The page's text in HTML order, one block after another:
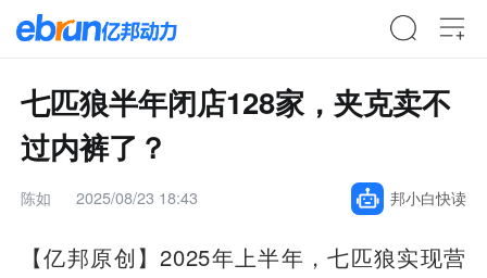
七匹狼半年闭店128家，夹克卖不
过内裤了？
陈如 2025/08/23 18:43 邦小白快读
【亿邦原创】2025年上半年，七匹狼实现营